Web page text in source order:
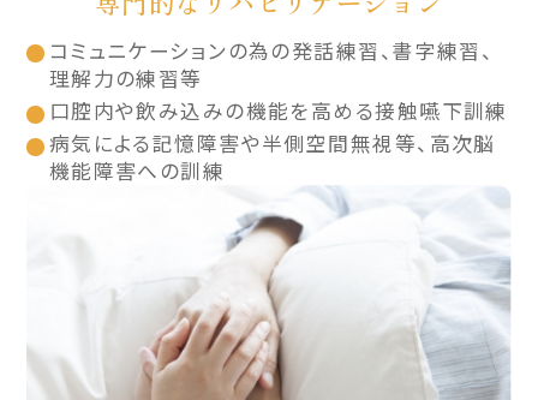
コミュニケーションの為の発話練習、書字練習、
理解力の練習等
口腔内や飲み込みの機能を高める接触嚥下訓練
病気による記憶障害や半側空間無視等、高次脳
機能障害への訓練